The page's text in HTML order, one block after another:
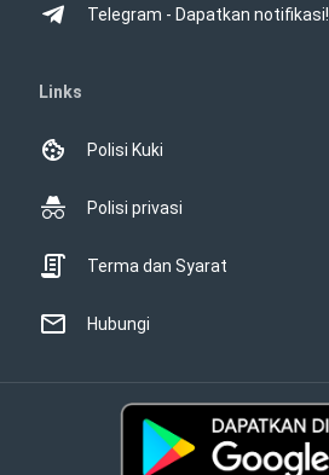
Telegram - Dapatkan notifikasi!
Links
Polisi Kuki
Polisi privasi
Terma dan Syarat
Hubungi